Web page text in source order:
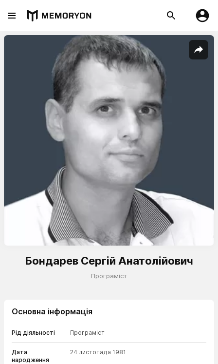
Бондарев Сергій Анатолійович
Програміст
Основна інформація
Рід діяльності Програміст
Дата
народження
24 листопада 1981